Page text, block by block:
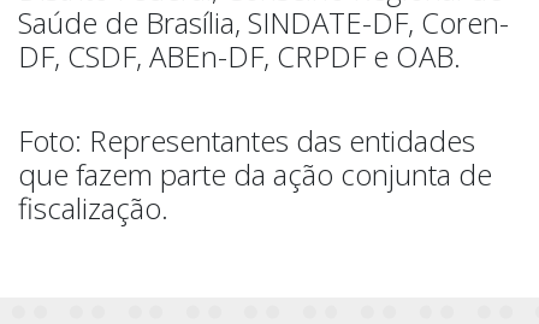
Saúde de Brasília, SINDATE-DF, Coren-
DF, CSDF, ABEn-DF, CRPDF e OAB.
Foto: Representantes das entidades
que fazem parte da ação conjunta de
fiscalização.